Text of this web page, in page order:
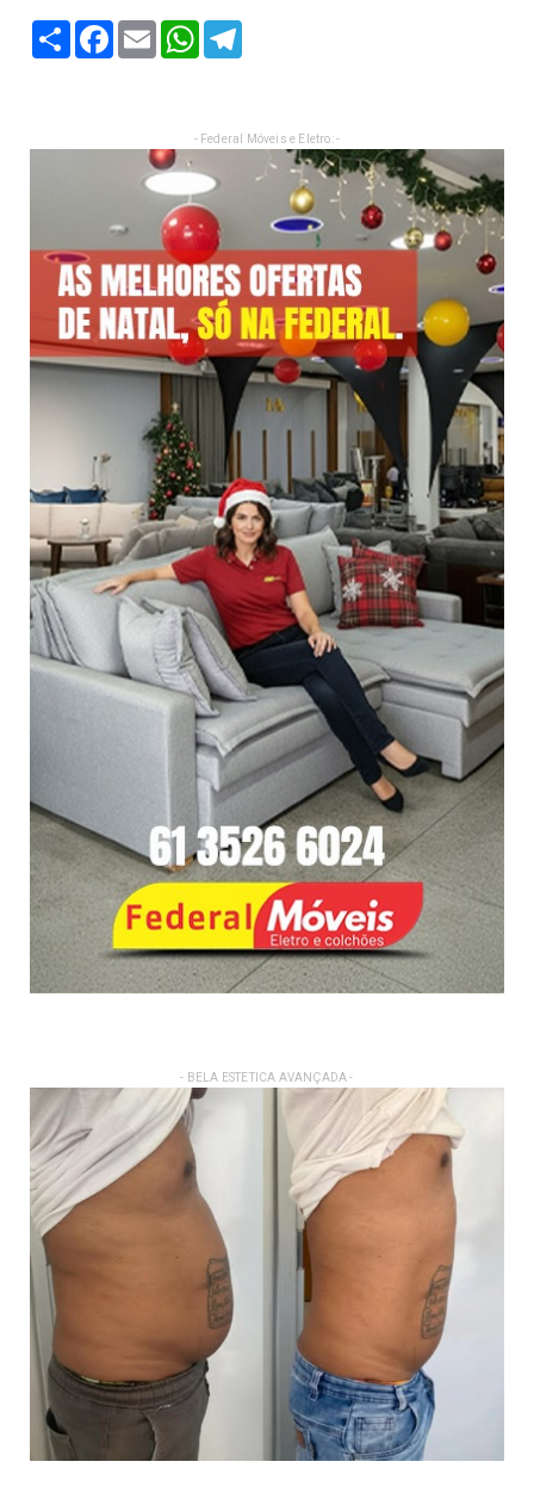
Share Facebook
Email WhatsApp
- Federal Móveis e Eletro: -
- BELA ESTETICA AVANÇADA -